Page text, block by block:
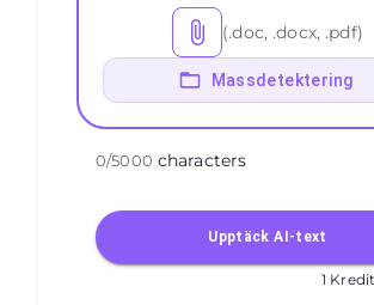
(.doc, .docx, .pdf)
Massdetektering
0/5000 characters
Upptäck AI-text
1